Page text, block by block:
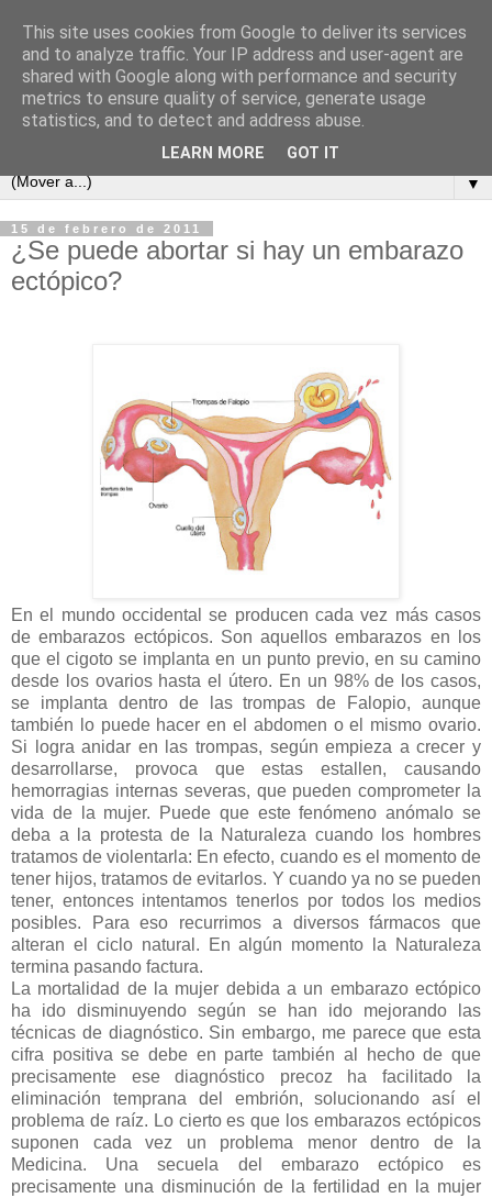
▼
15 de febrero de 2011
¿Se puede abortar si hay un embarazo
ectópico?
En el mundo occidental se producen cada vez más casos
de embarazos ectópicos. Son aquellos embarazos en los
que el cigoto se implanta en un punto previo, en su camino
desde los ovarios hasta el útero. En un 98% de los casos,
se implanta dentro de las trompas de Falopio, aunque
también lo puede hacer en el abdomen o el mismo ovario.
Si logra anidar en las trompas, según empieza a crecer y
desarrollarse, provoca que estas estallen, causando
hemorragias internas severas, que pueden comprometer la
vida de la mujer. Puede que este fenómeno anómalo se
deba a la protesta de la Naturaleza cuando los hombres
tratamos de violentarla: En efecto, cuando es el momento de
tener hijos, tratamos de evitarlos. Y cuando ya no se pueden
tener, entonces intentamos tenerlos por todos los medios
posibles. Para eso recurrimos a diversos fármacos que
alteran el ciclo natural. En algún momento la Naturaleza
termina pasando factura.
La mortalidad de la mujer debida a un embarazo ectópico
ha ido disminuyendo según se han ido mejorando las
técnicas de diagnóstico. Sin embargo, me parece que esta
cifra positiva se debe en parte también al hecho de que
precisamente ese diagnóstico precoz ha facilitado la
eliminación temprana del embrión, solucionando así el
problema de raíz. Lo cierto es que los embarazos ectópicos
suponen cada vez un problema menor dentro de la
Medicina. Una secuela del embarazo ectópico es
precisamente una disminución de la fertilidad en la mujer
This site uses cookies from Google to deliver its services
and to analyze traffic. Your IP address and user-agent are
shared with Google along with performance and security
metrics to ensure quality of service, generate usage
statistics, and to detect and address abuse.
LEARN MORE GOT IT